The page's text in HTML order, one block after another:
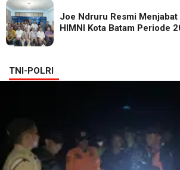
Joe Ndruru Resmi Menjabat
HIMNI Kota Batam Periode
TNI-POLRI